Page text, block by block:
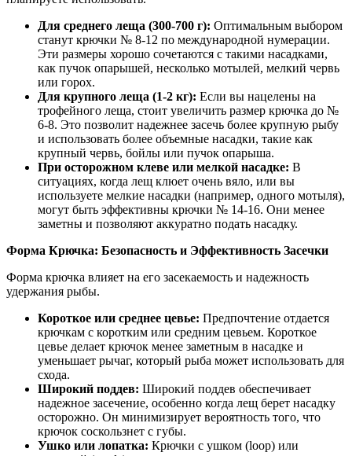
Для среднего леща (300-700 г): Оптимальным выбором
станут крючки № 8-12 по международной нумерации.
Эти размеры хорошо сочетаются с такими насадками,
как пучок опарышей, несколько мотылей, мелкий червь
или горох.
Для крупного леща (1-2 кг): Если вы нацелены на
трофейного леща, стоит увеличить размер крючка до №
6-8. Это позволит надежнее засечь более крупную рыбу
и использовать более объемные насадки, такие как
крупный червь, бойлы или пучок опарыша.
При осторожном клеве или мелкой насадке: В
ситуациях, когда лещ клюет очень вяло, или вы
используете мелкие насадки (например, одного мотыля),
могут быть эффективны крючки № 14-16. Они менее
заметны и позволяют аккуратно подать насадку.
Форма Крючка: Безопасность и Эффективность Засечки
Форма крючка влияет на его засекаемость и надежность
удержания рыбы.
Короткое или среднее цевье: Предпочтение отдается
крючкам с коротким или средним цевьем. Короткое
цевье делает крючок менее заметным в насадке и
уменьшает рычаг, который рыба может использовать для
схода.
Широкий поддев: Широкий поддев обеспечивает
надежное засечение, особенно когда лещ берет насадку
осторожно. Он минимизирует вероятность того, что
крючок соскользнет с губы.
Ушко или лопатка: Крючки с ушком (loop) или